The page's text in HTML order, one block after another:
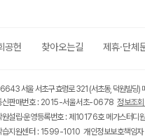
공헌 찾아오는길 제휴·단체
서울 서초구 효령로 321 (서초동, 덕원빌
신판매번호 : 2015-서울서초-0678 정보조
원설립·운영등록번호 : 제10176호 메가스터디
습지원센터 : 1599-1010 개인정보보호책임자